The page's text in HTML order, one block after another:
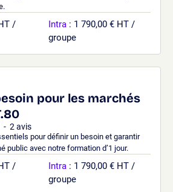
/
Intra : 1 790,00 € HT /
groupe
pour les marchés
- 2 avis
pour définir un besoin et garantir
public avec notre formation d’1 jour.
/
Intra : 1 790,00 € HT /
groupe